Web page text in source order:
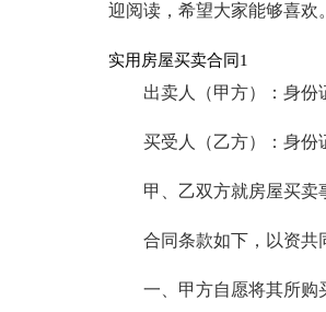
迎阅读，希望大家能够喜欢。
实用房屋买卖合同1
出卖人（甲方）：身份
买受人（乙方）：身份
甲、乙双方就房屋买卖
合同条款如下，以资共
一、甲方自愿将其所购